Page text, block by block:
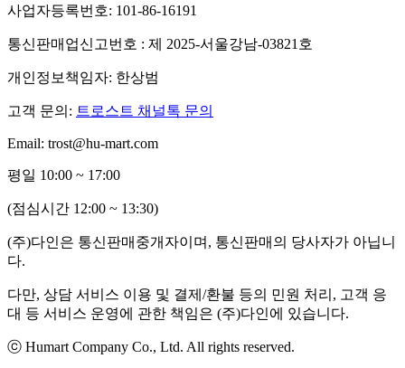
사업자등록번호: 101-86-16191
통신판매업신고번호 : 제 2025-서울강남-03821호
개인정보책임자: 한상범
고객 문의: 트로스트 채널톡 문의
Email: trost@hu-mart.com
평일 10:00 ~ 17:00
(점심시간 12:00 ~ 13:30)
(주)다인은 통신판매중개자이며, 통신판매의 당사자가 아닙니
다.
다만, 상담 서비스 이용 및 결제/환불 등의 민원 처리, 고객 응
대 등 서비스 운영에 관한 책임은 (주)다인에 있습니다.
ⓒ Humart Company Co., Ltd. All rights reserved.